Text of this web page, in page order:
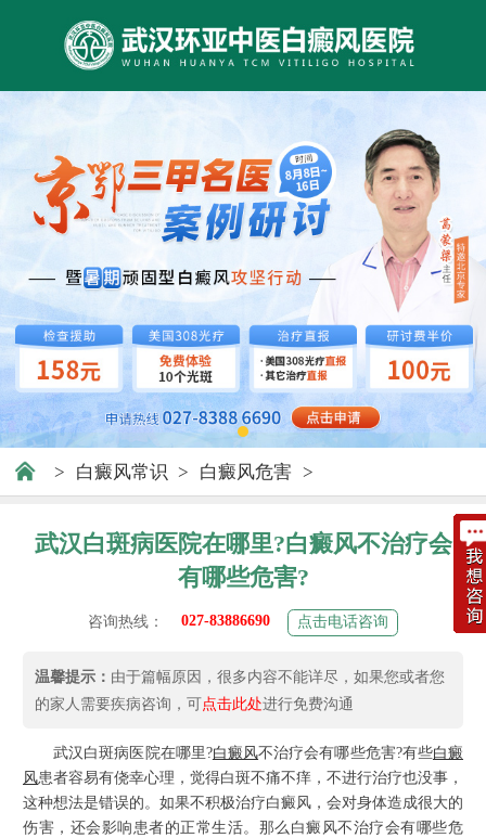
> 白癜风常识 > 白癜风危害 >
武汉白斑病医院在哪里?白癜风不治疗会
有哪些危害?
咨询热线： 027-83886690 点击电话咨询
温馨提示： 由于篇幅原因，很多内容不能详尽，如果您或者您
的家人需要疾病咨询，可点击此处进行免费沟通
武汉白斑病医院在哪里?白癜风不治疗会有哪些危害?有些白癜
风患者容易有侥幸心理，觉得白斑不痛不痒，不进行治疗也没事，
这种想法是错误的。如果不积极治疗白癜风，会对身体造成很大的
伤害，还会影响患者的正常生活。那么白癜风不治疗会有哪些危